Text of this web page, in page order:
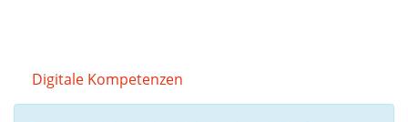
Digitale Kompetenzen